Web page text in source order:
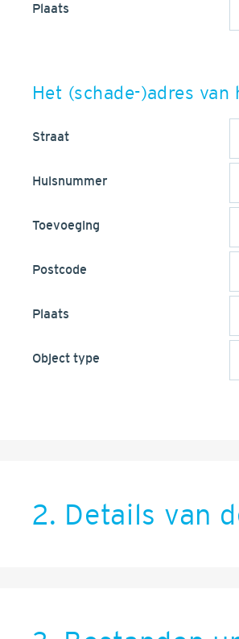
Plaats
Het (schade-)adres
Straat
Huisnummer
Toevoeging
Postcode
Plaats
Object type
2. Details van